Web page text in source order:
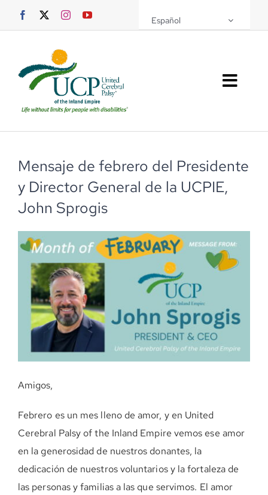
Saltar
Español
Eventos
Soporte UCPIE
Recursos
DONE AHORA
Mensaje de febrero del Presidente
y Director General de la UCPIE,
John Sprogis
Amigos,
Febrero es un mes lleno de amor, y en United
Cerebral Palsy of the Inland Empire vemos ese amor
en la generosidad de nuestros donantes, la
dedicación de nuestros voluntarios y la fortaleza de
las personas y familias a las que servimos. El amor